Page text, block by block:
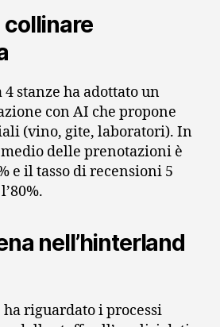
collinare
stanze ha adottato un
con AI che propone
(vino, gite, laboratori). In
delle prenotazioni è
e il tasso di recensioni 5
nell’hinterland
riguardato i processi